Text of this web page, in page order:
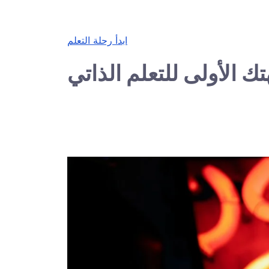
ابدأ رحلة التعلم
الأولى للتعلم الذاتي